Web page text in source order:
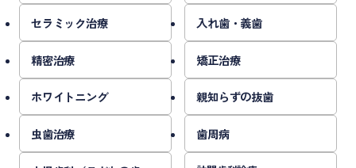
セラミック治療 入れ歯・義歯
精密治療 矯正治療
ホワイトニング 親知らずの抜歯
虫歯治療 歯周病